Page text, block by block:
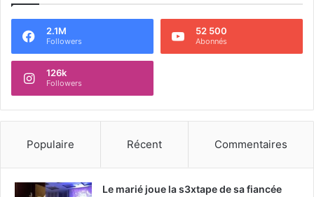
2.1M
Followers
52 500
Abonnés
126k
Followers
Populaire Récent Commentaires
Le marié joue la s3xtape de sa fiancée